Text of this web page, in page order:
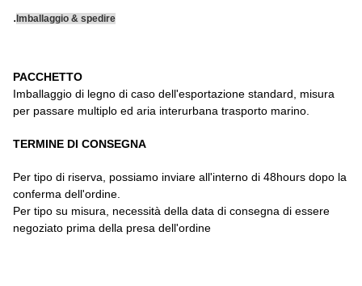
. Imballaggio & spedire
PACCHETTO
Imballaggio di legno di caso dell'esportazione standard, misura
per passare multiplo ed aria interurbana trasporto marino.
TERMINE DI CONSEGNA
Per tipo di riserva, possiamo inviare all'interno di 48hours dopo la
conferma dell'ordine.
Per tipo su misura, necessità della data di consegna di essere
negoziato prima della presa dell'ordine